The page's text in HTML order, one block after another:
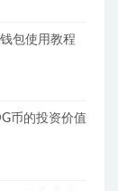
包使用教程
币的投资价值